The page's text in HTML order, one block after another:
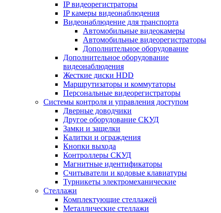
IP видеорегистраторы
IP камеры видеонаблюдения
Видеонаблюдение для транспорта
Автомобильные видеокамеры
Автомобильные видеорегистраторы
Дополнительное оборудование
Дополнительное оборудование
видеонаблюдения
Жесткие диски HDD
Маршрутизаторы и коммутаторы
Персональные видеорегистраторы
Системы контроля и управления доступом
Дверные доводчики
Другое оборудование СКУД
Замки и защелки
Калитки и ограждения
Кнопки выхода
Контроллеры СКУД
Магнитные идентификаторы
Считыватели и кодовые клавиатуры
Турникеты электромеханические
Стеллажи
Комплектующие стеллажей
Металлические стеллажи